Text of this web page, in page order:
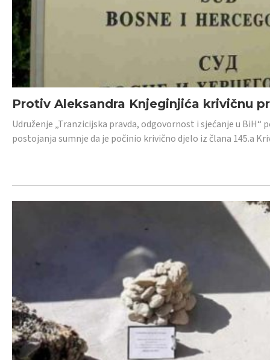
Protiv Aleksandra Knjeginjića krivičnu
Udruženje „Tranzicijska pravda, odgovornost i sjećanje u
postojanja sumnje da je počinio krivično djelo iz člana 145.a